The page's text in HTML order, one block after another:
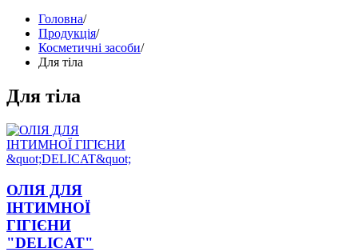
Головна/
Продукція/
Косметичні засоби/
Для тіла
Для тіла
ОЛІЯ ДЛЯ
ІНТИМНОЇ
ГІГІЄНИ
"DELICAT"